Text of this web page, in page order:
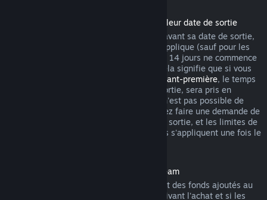
Remboursement des titres achetés avant leur date de sortie
Lorsque vous achetez un titre sur Steam avant sa date de sortie,
la limite habituelle de 2 heures de jeu s'applique (sauf pour les
périodes de test bêta), mais la période de 14 jours ne commence
qu'à partir de la date de sortie du titre. Cela signifie que si vous
avant-première, le temps
de jeu total, y compris avant la date de sortie, sera pris en
compte. Si vous préachetez un titre qu'il n'est pas possible de
lancer avant sa date de sortie, vous pouvez faire une demande de
remboursement n'importe quand avant sa sortie, et les limites de
14 jours ou de 2 heures de jeu habituelles s'appliquent une fois le
Remboursements sur le portemonnaie Steam
Vous pouvez demander un remboursement des fonds ajoutés au
portemonnaie Steam dans les 14 jours suivant l'achat et si les